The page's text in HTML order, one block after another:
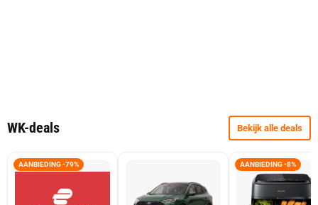
WK-deals Bekijk alle deals
AANBIEDING -79% AANBIEDING -8%